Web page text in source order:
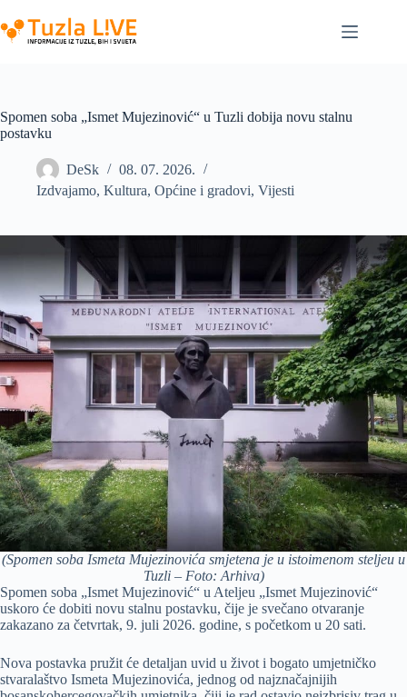
to
content
Spomen soba „Ismet Mujezinović“ u Tuzli dobija novu stalnu
postavku
DeSk
08. 07. 2026.
Izdvajamo, Kultura, Općine i gradovi, Vijesti
(Spomen soba Ismeta Mujezinovića smjetena je u istoimenom steljeu u
Tuzli – Foto: Arhiva)
Spomen soba „Ismet Mujezinović“ u Ateljeu „Ismet Mujezinović“
uskoro će dobiti novu stalnu postavku, čije je svečano otvaranje
zakazano za četvrtak, 9. juli 2026. godine, s početkom u 20 sati.
Nova postavka pružit će detaljan uvid u život i bogato umjetničko
stvaralaštvo Ismeta Mujezinovića, jednog od najznačajnijih